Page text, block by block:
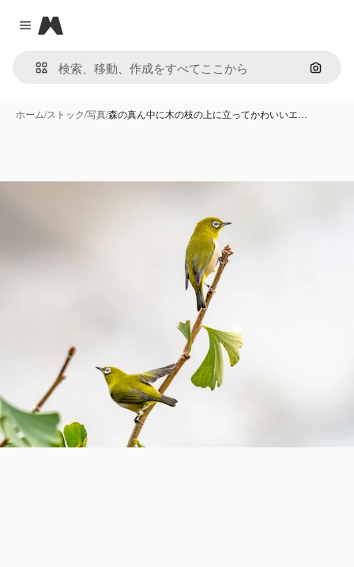
Close menu
Magnific
画像で
ホーム/ストック/写真/森の真ん中に木の枝の上に立ってかわいいエ…